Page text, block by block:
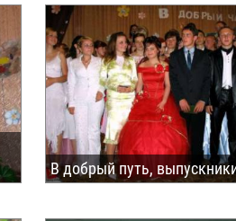
В добрый путь,